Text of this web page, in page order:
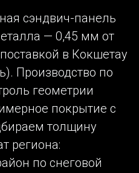
сэндвич-панель
— 0,45 мм от
в Кокшетау
Производство по
геометрии
покрытие с
толщину
региона:
по снеговой